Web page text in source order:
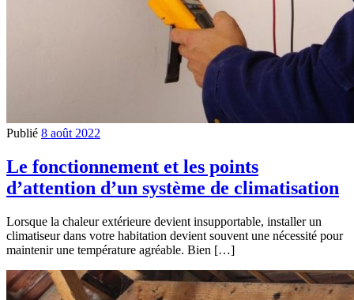
Publié 8 août 2022
Le fonctionnement et les points
d’attention d’un système de climatisation
Lorsque la chaleur extérieure devient insupportable, installer un
climatiseur dans votre habitation devient souvent une nécessité pour
maintenir une température agréable. Bien […]